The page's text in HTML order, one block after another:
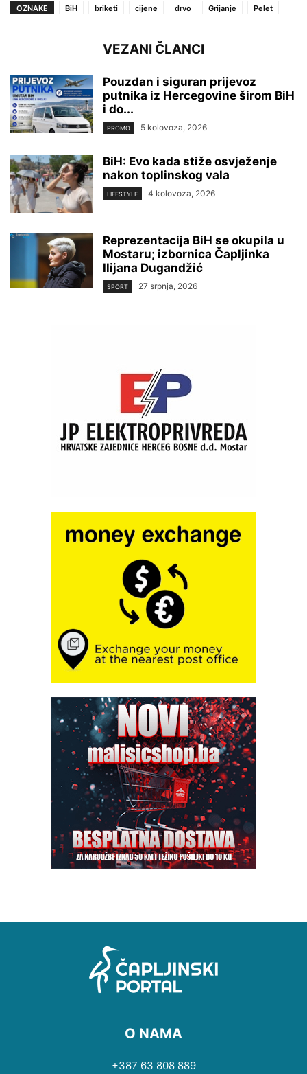
OZNAKE
BiH briketi cijene drvo Grijanje Pelet
VEZANI ČLANCI
Pouzdan i siguran prijevoz
putnika iz Hercegovine širom BiH
i do...
PROMO 5 kolovoza, 2026
BiH: Evo kada stiže osvježenje
nakon toplinskog vala
LIFESTYLE 4 kolovoza, 2026
Reprezentacija BiH se okupila u
Mostaru; izbornica Čapljinka
Ilijana Dugandžić
SPORT 27 srpnja, 2026
O NAMA
+387 63 808 889